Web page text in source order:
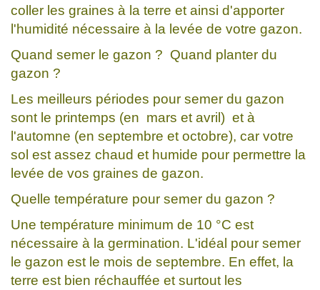
coller les graines à la terre et ainsi d'apporter
l'humidité nécessaire à la levée de votre gazon.
Quand semer le gazon ? Quand planter du
gazon ?
Les meilleurs périodes pour semer du gazon
sont le printemps (en mars et avril) et à
l'automne (en septembre et octobre), car votre
sol est assez chaud et humide pour permettre la
levée de vos graines de gazon.
Quelle température pour semer du gazon ?
Une température minimum de 10 °C est
nécessaire à la germination. L'idéal pour semer
le gazon est le mois de septembre. En effet, la
terre est bien réchauffée et surtout les